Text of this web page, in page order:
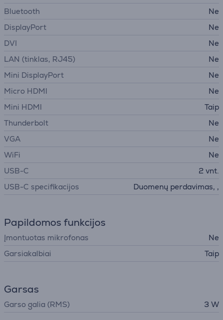
Bluetooth
Ne
DisplayPort
Ne
DVI
Ne
LAN (tinklas, RJ45)
Ne
Mini DisplayPort
Ne
Micro HDMI
Ne
Mini HDMI
Taip
Thunderbolt
Ne
VGA
Ne
WiFi
Ne
USB-C
2 vnt.
USB-C specifikacijos
Duomenų perdavimas, ,
Papildomos funkcijos
Įmontuotas mikrofonas
Ne
Garsiakalbiai
Taip
Garsas
Garso galia (RMS) 3 W